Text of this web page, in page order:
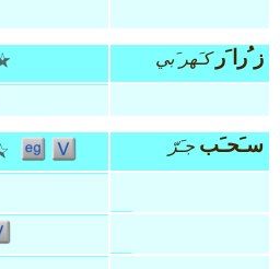
ز ُرا َر كـَهر َبي
سـَحـَب جـَرّ